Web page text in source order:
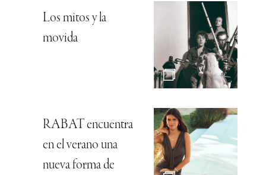
Los mitos y la
movida
RABAT encuentra
en el verano una
nueva forma de